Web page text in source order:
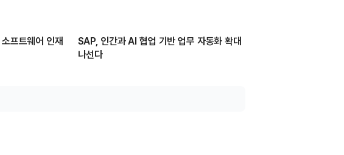
프트웨어 인재
SAP, 인간과 AI 협업 기반 업무 자동화 확대
나선다